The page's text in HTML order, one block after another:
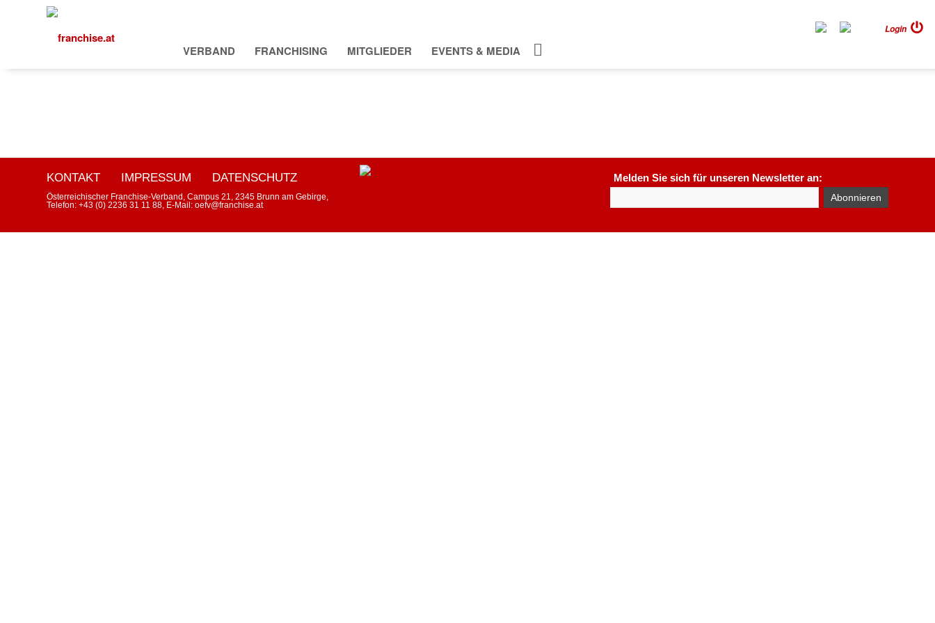
Login
VERBAND FRANCHISING MITGLIEDER EVENTS & MEDIA
KONTAKT IMPRESSUM DATENSCHUTZ Melden Sie sich für unseren Newsletter an:
Österreichischer Franchise-Verband, Campus 21, 2345 Brunn am Gebirge,
Telefon: +43 (0) 2236 31 11 88, E-Mail: oefv@franchise.at